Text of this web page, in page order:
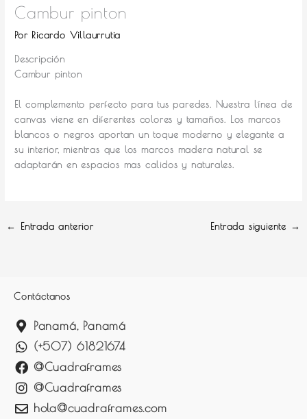
Cambur pinton
Por Ricardo Villaurrutia
Descripción
Cambur pinton
El complemento perfecto para tus paredes. Nuestra línea de
canvas viene en diferentes colores y tamaños. Los marcos
blancos o negros aportan un toque moderno y elegante a
su interior, mientras que los marcos madera natural se
adaptarán en espacios mas calidos y naturales.
← Entrada anterior Entrada siguiente →
Contáctanos
Panamá, Panamá
(+507) 61821674
@Cuadraframes
@Cuadraframes
hola@cuadraframes.com